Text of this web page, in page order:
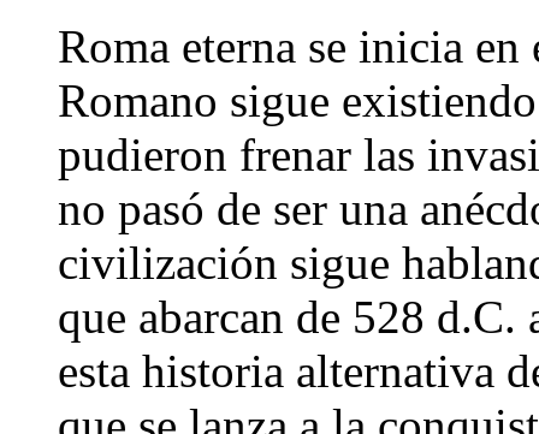
Roma eterna se inicia
Romano sigue
pudieron frenar las
no pasó de ser una
civilización sigue
que abarcan de 528
esta historia alternativa